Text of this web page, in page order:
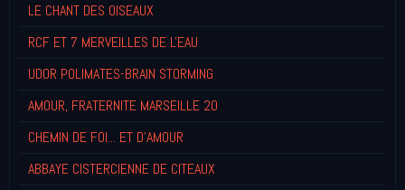
LE CHANT DES OISEAUX
RCF ET 7 MERVEILLES DE L'EAU
UDOR POLIMATES-BRAIN STORMING
AMOUR, FRATERNITE MARSEILLE 20
CHEMIN DE FOI... ET D'AMOUR
ABBAYE CISTERCIENNE DE CITEAUX